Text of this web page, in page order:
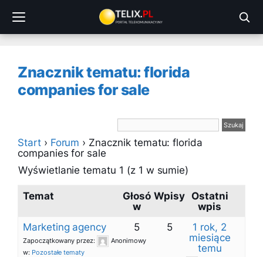
treści
Znacznik tematu: florida
companies for sale
Start › Forum › Znacznik tematu: florida
companies for sale
Wyświetlanie tematu 1 (z 1 w sumie)
Temat
Głosó
w
Wpisy Ostatni
wpis
Marketing agency
Zapoczątkowany przez:
Anonimowy
w: Pozostałe tematy
5 5
1 rok, 2
miesiące
temu